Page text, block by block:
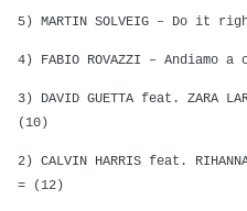
5) MARTIN SOLVEIG – Do it
4) FABIO ROVAZZI – Andiamo a
3) DAVID GUETTA feat. ZARA
(10)
2) CALVIN HARRIS feat.
= (12)